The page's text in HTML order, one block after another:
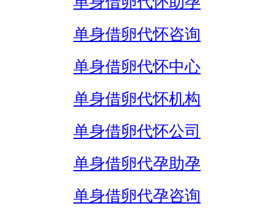
单身借卵代怀咨询
单身借卵代怀中心
单身借卵代怀机构
单身借卵代怀公司
单身借卵代孕助孕
单身借卵代孕咨询